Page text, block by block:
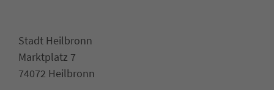
Stadt Heilbronn
Marktplatz 7
74072 Heilbronn